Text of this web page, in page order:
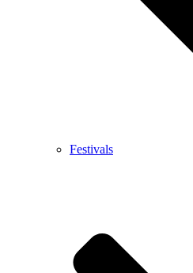
Festivals